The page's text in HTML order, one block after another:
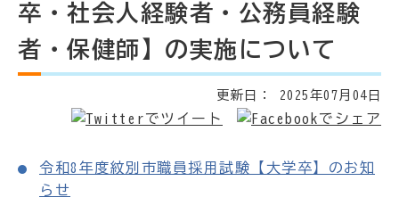
卒・社会人経験者・公務員経験
者・保健師】の実施について
更新日： 2025年07月04日
令和8年度紋別市職員採用試験【大学卒】のお知
らせ